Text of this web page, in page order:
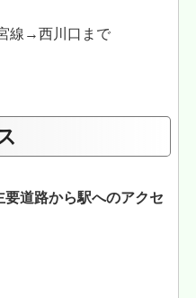
線→西川口まで
要道路から駅へのアクセ